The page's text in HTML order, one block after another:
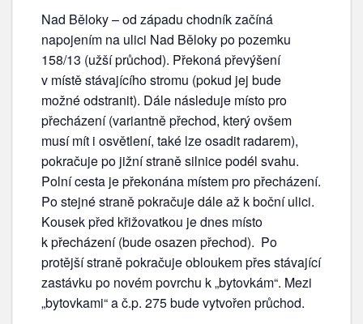
Nad Běloky – od západu chodník začíná
napojením na ulici Nad Běloky po pozemku
158/13 (užší průchod). Překoná převýšení
v místě stávajícího stromu (pokud jej bude
možné odstranit). Dále následuje místo pro
přecházení (variantně přechod, který ovšem
musí mít i osvětlení, také lze osadit radarem),
pokračuje po jižní straně silnice podél svahu.
Polní cesta je překonána místem pro přecházení.
Po stejné straně pokračuje dále až k boční ulici.
Kousek před křižovatkou je dnes místo
k přecházení (bude osazen přechod). Po
protější straně pokračuje obloukem přes stávající
zastávku po novém povrchu k „bytovkám“. Mezi
„bytovkami“ a č.p. 275 bude vytvořen průchod.